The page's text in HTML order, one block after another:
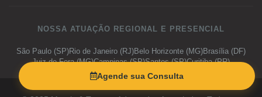
Agende sua Consulta
NOSSA ATUAÇÃO REGIONAL E PRESENCIAL
São Paulo (SP)Rio de Janeiro (RJ)Belo Horizonte (MG)Brasília (DF)
Juiz de Fora (MG)Campinas (SP)Santos (SP)Curitiba (PR)
Porto Alegre (RS)Salvador (BA) Vitória (ES)